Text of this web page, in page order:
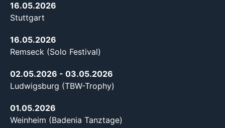
16.05.2026
Stuttgart
16.05.2026
Remseck (Solo Festival)
02.05.2026 - 03.05.2026
Ludwigsburg (TBW-Trophy)
01.05.2026
Weinheim (Badenia Tanztage)